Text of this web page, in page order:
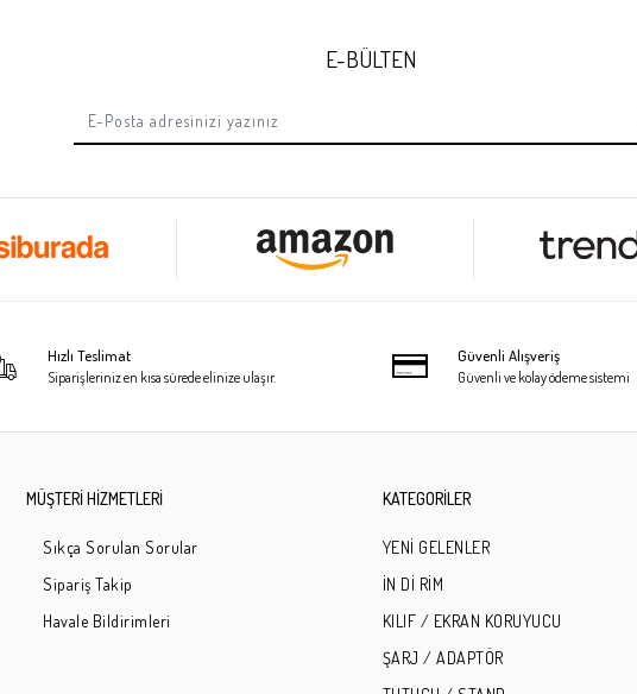
E-BÜLTEN
Hızlı Teslimat
Siparişleriniz en kısa sürede elinize ulaşır.
Güvenli Alışveriş
Güvenli ve kolay ödeme sistemi
MÜŞTERİ HİZMETLERİ
Sıkça Sorulan Sorular
Sipariş Takip
Havale Bildirimleri
KATEGORİLER
YENİ GELENLER
İN Dİ RİM
KILIF / EKRAN KORUYUCU
ŞARJ / ADAPTÖR